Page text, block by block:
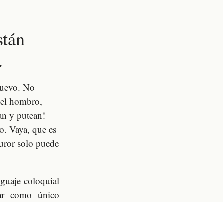
No
hombro,
y putean!
Vaya, que es
solo puede
coloquial
como único